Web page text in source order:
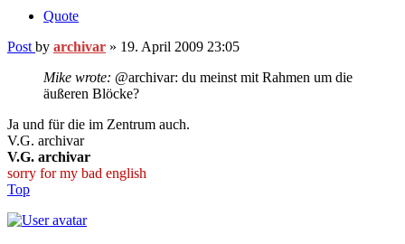
Quote
Post by archivar » 19. April 2009 23:05
Mike wrote: @archivar: du meinst mit Rahmen um die
äußeren Blöcke?
Ja und für die im Zentrum auch.
V.G. archivar
V.G. archivar
sorry for my bad english
Top